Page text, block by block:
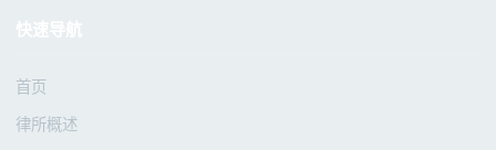
首页
律所概述